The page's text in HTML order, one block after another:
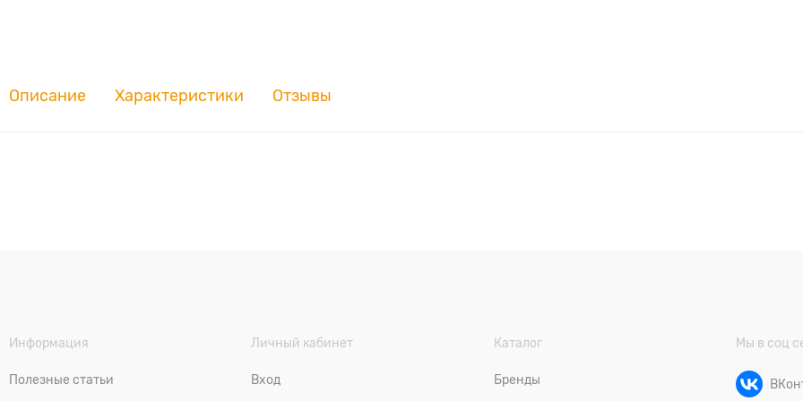
Описание Характеристики Отзывы
Информация
Полезные статьи
Личный кабинет
Вход
Каталог
Бренды
Мы в соц